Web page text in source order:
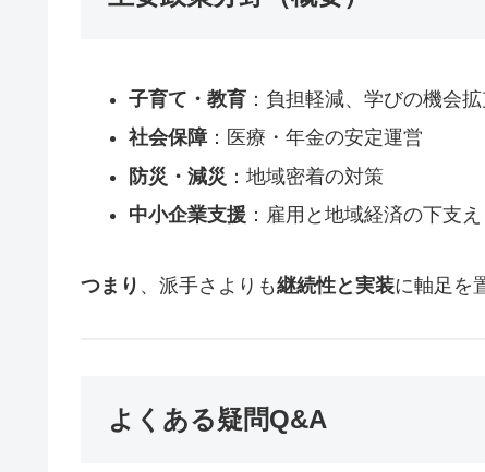
子育て・教育：負担軽減、学びの機会
社会保障：医療・年金の安定運営
防災・減災 ：地域密着の対策
中小企業支援：雇用と地域経済の下支え
つまり 、派手さよりも継続性と実装に軸足を
よくある疑問Q&A